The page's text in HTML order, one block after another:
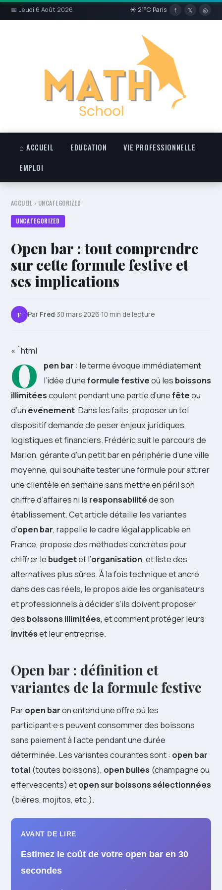
📅 Jeudi 6 Août 2026 ☀ 21°C Paris f 𝕏 ◎
⌂ ACCUEIL EDUCATION
VIE PROFESSIONNELLE
EMPLOI
ACCUEIL › UNCATEGORIZED
UNCATEGORIZED
Open bar : tout comprendre
sur cette formule festive et
ses implications
F Par Fred·30 mars 2026·10 min de lecture
« `html
O pen bar : le terme évoque immédiatement
l’idée d’uneformule festiveoù les boissons
illimitéescoulent pendant une partie d’unefêteou
d’un événement. Dans les faits, proposer un tel
dispositif demande de peser enjeux juridiques,
logistiques et financiers. Frédéric suit le parcours de
Marion, gérante d’un petit bar en périphérie d’une ville
moyenne, qui souhaite tester une formule pour attirer
une clientèle en semaine sans mettre en péril son
chiffre d’affaires ni la responsabilitéde son
établissement. Cet article détaille les variantes
d’open bar, rappelle le cadre légal applicable en
France, propose des méthodes concrètes pour
chiffrer le budgetet l’organisation, et liste des
alternatives plus sûres. À la fois technique et ancré
dans des cas réels, le propos aide les organisateurs
et professionnels à décider s’ils doivent proposer
des boissons illimitées, et comment protéger leurs
invitéset leur entreprise.
Open bar : définition et
variantes de la formule festive
Paropen baron entend une offre où les
participant·e·s peuvent consommer des boissons
sans paiement à l’acte pendant une durée
déterminée. Les variantes courantes sont : open bar
total (toutes boissons), open bulles (champagne ou
effervescents) etopen sur boissons sélectionnées
(bières, mojitos, etc.).
AVANT DE LIRE
Estimez le coût de votre open bar en 30
secondes